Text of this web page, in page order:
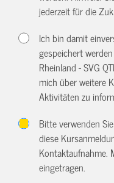
jederzeit für die
Ich bin damit
gespeichert
Rheinland - SVG
mich über weitere
Aktivitäten zu
Bitte verwenden
diese
Kontaktaufnahme.
eingetragen.